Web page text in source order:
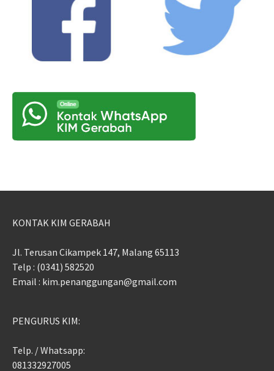
KONTAK KIM GERABAH
Jl. Terusan Cikampek 147, Malang 65113
Telp : (0341) 582520
Email : kim.penanggungan@gmail.com
PENGURUS KIM:
Telp. / Whatsapp:
081332927005